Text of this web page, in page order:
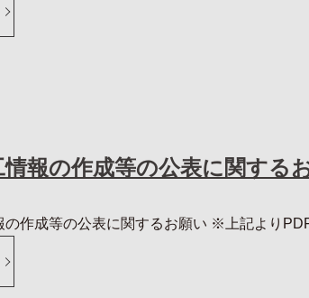
情報の作成等の公表に関する
の作成等の公表に関するお願い ※上記より